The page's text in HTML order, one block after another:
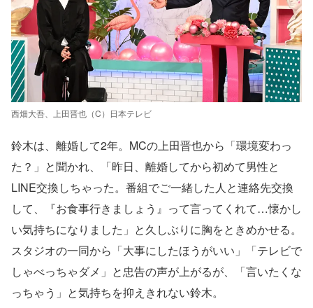
西畑大吾、上田晋也（C）日本テレビ
鈴木は、離婚して2年。MCの上田晋也から「環境変わっ
た？」と聞かれ、「昨日、離婚してから初めて男性と
LINE交換しちゃった。番組でご一緒した人と連絡先交換
して、『お食事行きましょう』って言ってくれて…懐かし
い気持ちになりました」と久しぶりに胸をときめかせる。
スタジオの一同から「大事にしたほうがいい」「テレビで
しゃべっちゃダメ」と忠告の声が上がるが、「言いたくな
っちゃう」と気持ちを抑えきれない鈴木。